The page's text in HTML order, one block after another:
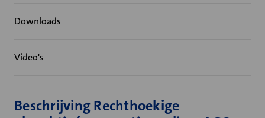
Downloads
Video's
Beschrijving Rechthoekige